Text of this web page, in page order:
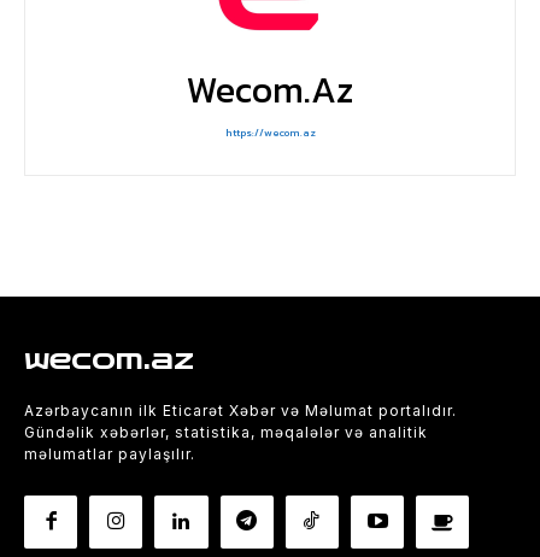
Wecom.az
https://wecom.az
wecom.az
Azərbaycanın ilk Eticarət Xəbər və Məlumat portalıdır.
Gündəlik xəbərlər, statistika, məqalələr və analitik
məlumatlar paylaşılır.